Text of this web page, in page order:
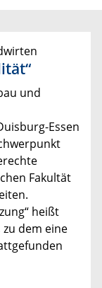
und
Essen
Fakultät
heißt
dem eine